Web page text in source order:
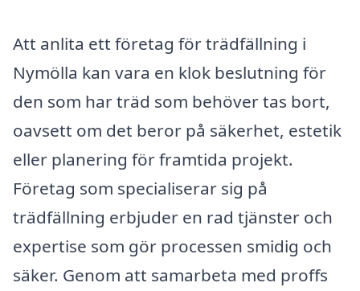
Att anlita ett företag för trädfällning i
Nymölla kan vara en klok beslutning för
den som har träd som behöver tas bort,
oavsett om det beror på säkerhet, estetik
eller planering för framtida projekt.
Företag som specialiserar sig på
trädfällning erbjuder en rad tjänster och
expertise som gör processen smidig och
säker. Genom att samarbeta med proffs